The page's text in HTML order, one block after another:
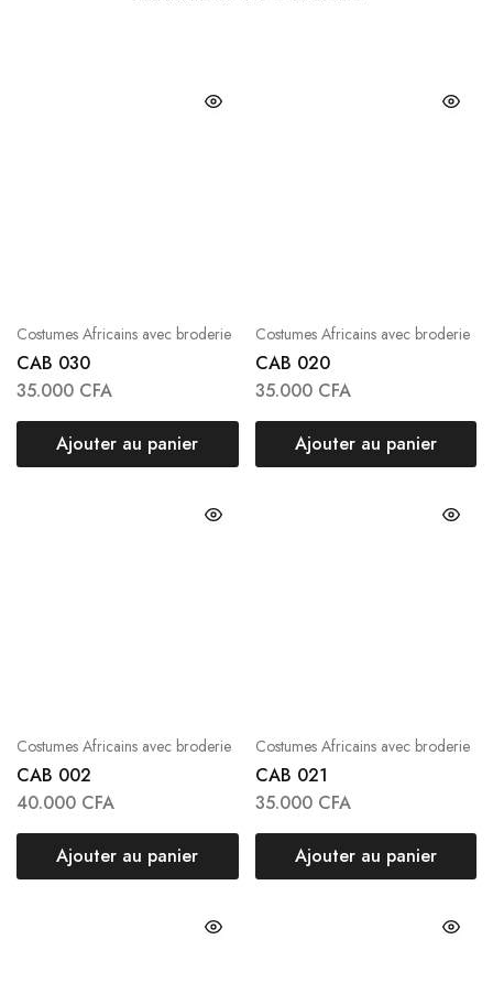
Costumes Africains avec broderie
CAB 030
35.000 CFA
Ajouter au panier
Costumes Africains avec broderie
CAB 020
35.000 CFA
Ajouter au panier
Costumes Africains avec broderie
CAB 002
40.000 CFA
Ajouter au panier
Costumes Africains avec broderie
CAB 021
35.000 CFA
Ajouter au panier